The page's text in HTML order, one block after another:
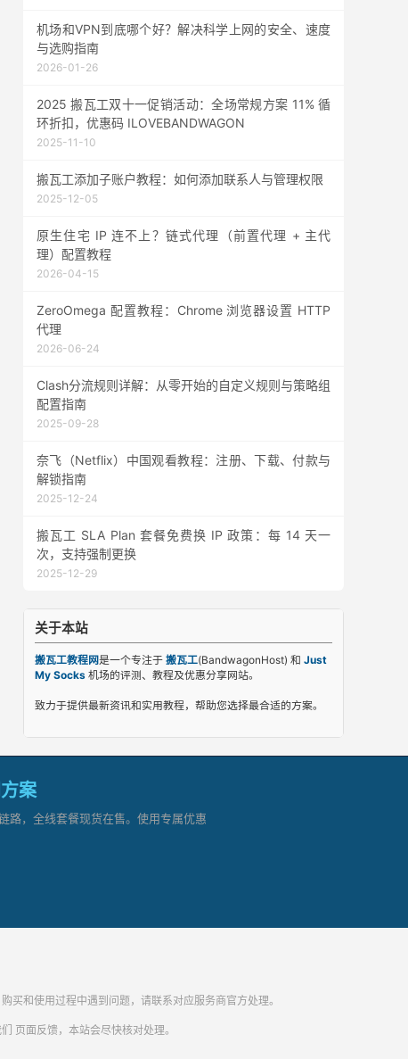
机场和VPN到底哪个好？解决科学上网的安全、速度
与选购指南
2026-01-26
2025 搬瓦工双十一促销活动：全场常规方案 11% 循
环折扣，优惠码 ILOVEBANDWAGON
2025-11-10
搬瓦工添加子账户教程：如何添加联系人与管理权限
2025-12-05
原生住宅 IP 连不上？链式代理（前置代理 + 主代
理）配置教程
2026-04-15
ZeroOmega 配置教程：Chrome 浏览器设置 HTTP
代理
2026-06-24
Clash分流规则详解：从零开始的自定义规则与策略组
配置指南
2025-09-28
奈飞（Netflix）中国观看教程：注册、下载、付款与
解锁指南
2025-12-24
搬瓦工 SLA Plan 套餐免费换 IP 政策：每 14 天一
次，支持强制更换
2025-12-29
关于本站
搬瓦工教程网是一个专注于 搬瓦工(BandwagonHost) 和 Just
My Socks 机场的评测、教程及优惠分享网站。
致力于提供最新资讯和实用教程，帮助您选择最合适的方案。
案
路，全线套餐现货在售。使用专属优惠
和使用过程中遇到问题，请联系对应服务商官方处理。
页面反馈，本站会尽快核对处理。